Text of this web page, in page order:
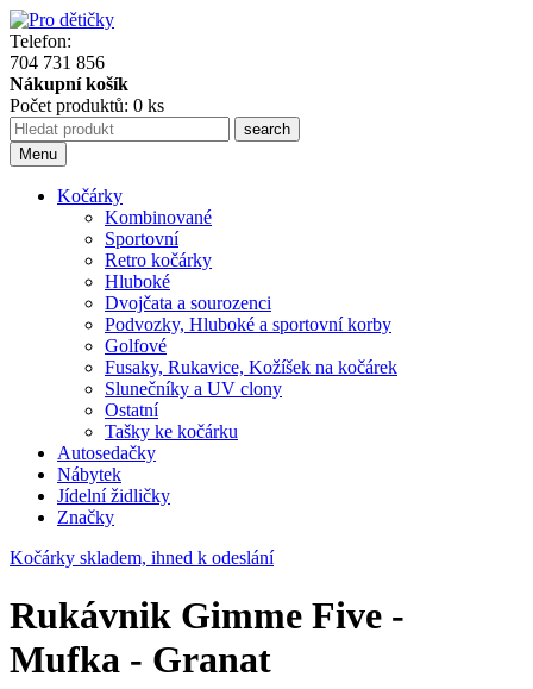
Telefon:
704 731 856
Nákupní košík
Počet produktů: 0 ks
Menu
Kočárky
Kombinované
Sportovní
Retro kočárky
Hluboké
Dvojčata a sourozenci
Podvozky, Hluboké a sportovní korby
Golfové
Fusaky, Rukavice, Kožíšek na kočárek
Slunečníky a UV clony
Ostatní
Tašky ke kočárku
Autosedačky
Nábytek
Jídelní židličky
Značky
Kočárky skladem, ihned k odeslání
Rukávnik Gimme Five -
Mufka - Granat